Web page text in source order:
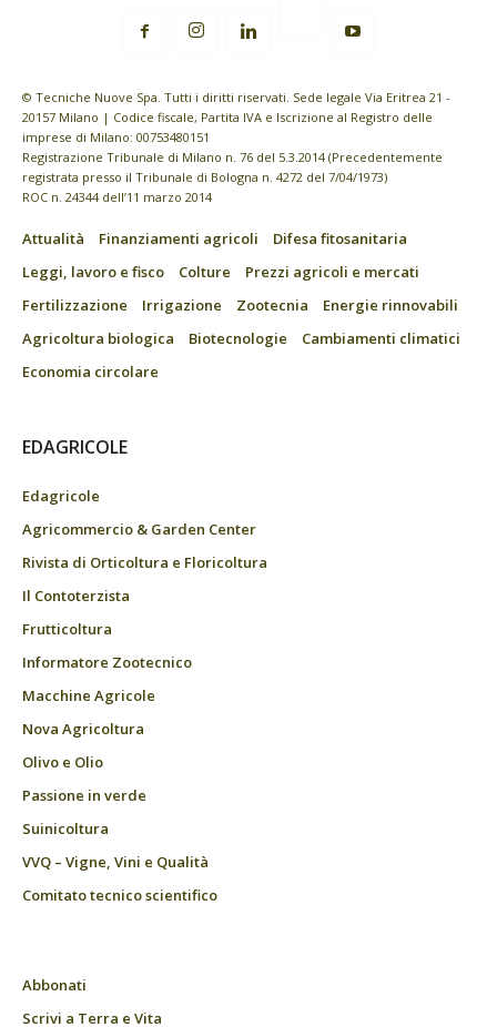
© Tecniche Nuove Spa. Tutti i diritti riservati. Sede legale Via Eritrea 21 -
20157 Milano | Codice fiscale, Partita IVA e Iscrizione al Registro delle
imprese di Milano: 00753480151
Registrazione Tribunale di Milano n. 76 del 5.3.2014 (Precedentemente
registrata presso il Tribunale di Bologna n. 4272 del 7/04/1973)
ROC n. 24344 dell’11 marzo 2014
Attualità Finanziamenti agricoli
Difesa fitosanitaria
Leggi, lavoro e fisco
Colture
Prezzi agricoli e mercati
Fertilizzazione
Irrigazione Zootecnia
Energie rinnovabili
Agricoltura biologica
Biotecnologie
Cambiamenti climatici
Economia circolare
EDAGRICOLE
Edagricole
Agricommercio & Garden Center
Rivista di Orticoltura e Floricoltura
Il Contoterzista
Frutticoltura
Informatore Zootecnico
Macchine Agricole
Nova Agricoltura
Olivo e Olio
Passione in verde
Suinicoltura
VVQ – Vigne, Vini e Qualità
Comitato tecnico scientifico
Abbonati
Scrivi a Terra e Vita